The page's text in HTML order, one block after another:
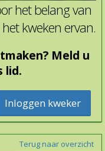
het belang van
kweken ervan.
Meld u
lid.
Inloggen kweker
Terug naar overzicht